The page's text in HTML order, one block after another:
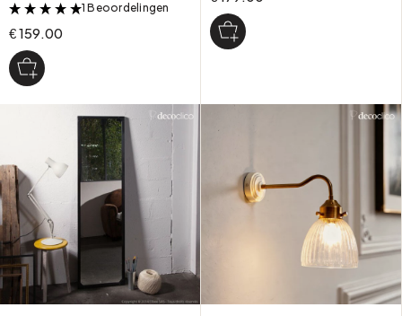
&
1 Beoordelingen
€ 159.00